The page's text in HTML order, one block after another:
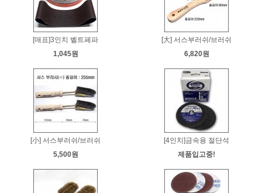
[매표]3인치 벨트페파
1,045원
[大] 서스부러쉬/브러쉬
6,820원
[小] 서스부러쉬/브러쉬
5,500원
[4인치]금속용 절단석
제품입고중!